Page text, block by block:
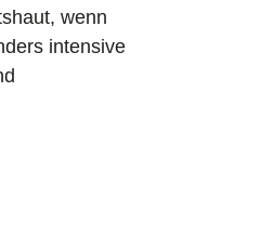
wenn
intensive